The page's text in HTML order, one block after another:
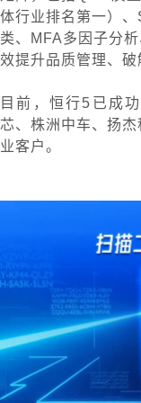
体行业排名第一）
类、MFA多因子分
效提升品质管理、破
目前，恒行5已成
芯、株洲中车、扬
业客户。